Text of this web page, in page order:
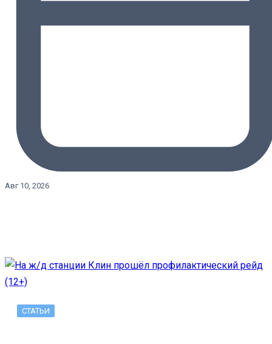
Авг 10, 2026
СТАТЬИ